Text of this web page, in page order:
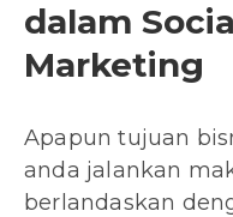
dalam
Marketing
Apapun tujuan
anda jalankan
berlandaskan